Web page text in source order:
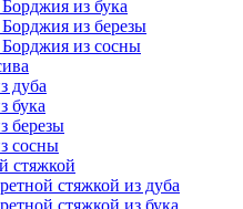
из бука
из березы
из сосны
дуба
бука
березы
сосны
стяжкой
стяжкой из дуба
стяжкой из бука